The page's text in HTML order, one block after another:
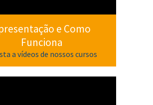
e Como
Funciona
a vídeos de nossos cursos